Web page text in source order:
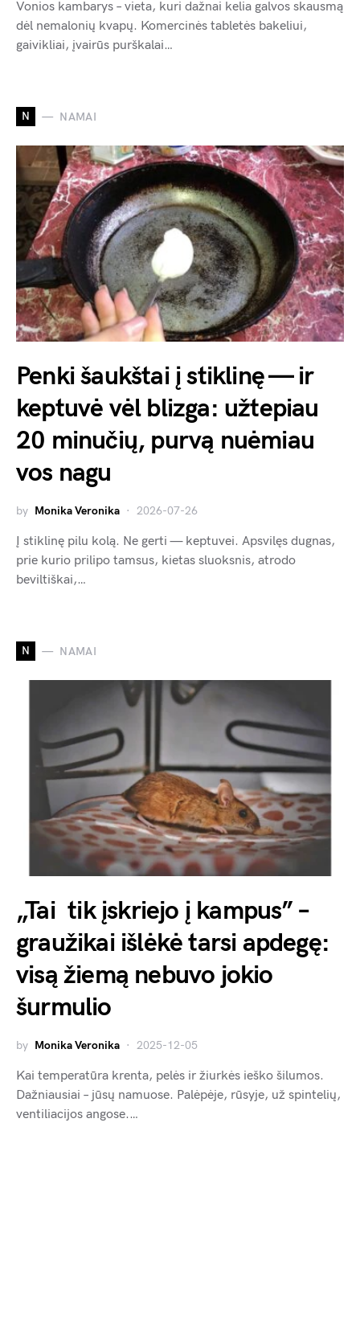
Vonios kambarys – vieta, kuri dažnai kelia galvos skausmą
dėl nemalonių kvapų. Komercinės tabletės bakeliui,
gaivikliai, įvairūs purškalai…
N NAMAI
Penki šaukštai į stiklinę — ir
keptuvė vėl blizga: užtepiau
20 minučių, purvą nuėmiau
vos nagu
by Monika Veronika 2026-07-26
Į stiklinę pilu kolą. Ne gerti — keptuvei. Apsvilęs dugnas,
prie kurio prilipo tamsus, kietas sluoksnis, atrodo
beviltiškai,…
N NAMAI
„Tai tik įskriejo į kampus” –
graužikai išlėkė tarsi apdegę:
visą žiemą nebuvo jokio
šurmulio
by Monika Veronika 2025-12-05
Kai temperatūra krenta, pelės ir žiurkės ieško šilumos.
Dažniausiai – jūsų namuose. Palėpėje, rūsyje, už spintelių,
ventiliacijos angose.…